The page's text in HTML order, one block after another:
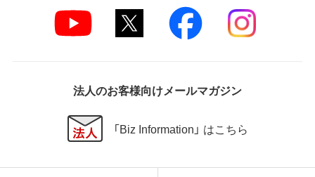
法人のお客様向けメールマガジン
「Biz Information」 はこちら